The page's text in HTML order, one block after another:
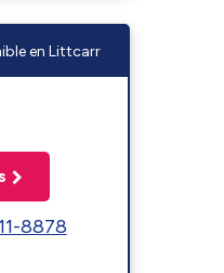
en Littcarr
8878